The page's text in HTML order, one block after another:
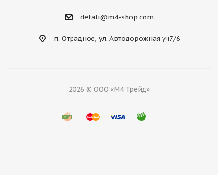
detali@m4-shop.com
п. Отрадное, ул. Автодорожная уч7/6
2026 © ООО «М4 Трейд»